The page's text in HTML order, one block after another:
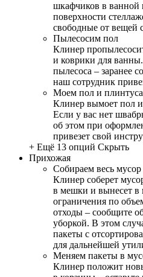
шкафчиков в ванной
поверхности
свободные от вещей
Пылесосим пол
Клинер
и коврики для
пылесоса – заранее
наш сотрудник
Моем пол и плинтуса
Клинер вымоет пол
Если у вас нет
об этом при
привезет свой
+ Ещё 13 опций Скрыть
Прихожая
Собираем весь мусор
Клинер соберет
в мешки и вынесет в
ограничения по
отходы – сообщите
уборкой. В этом
пакеты с
для дальнейшей
Меняем пакеты в
Клинер положит